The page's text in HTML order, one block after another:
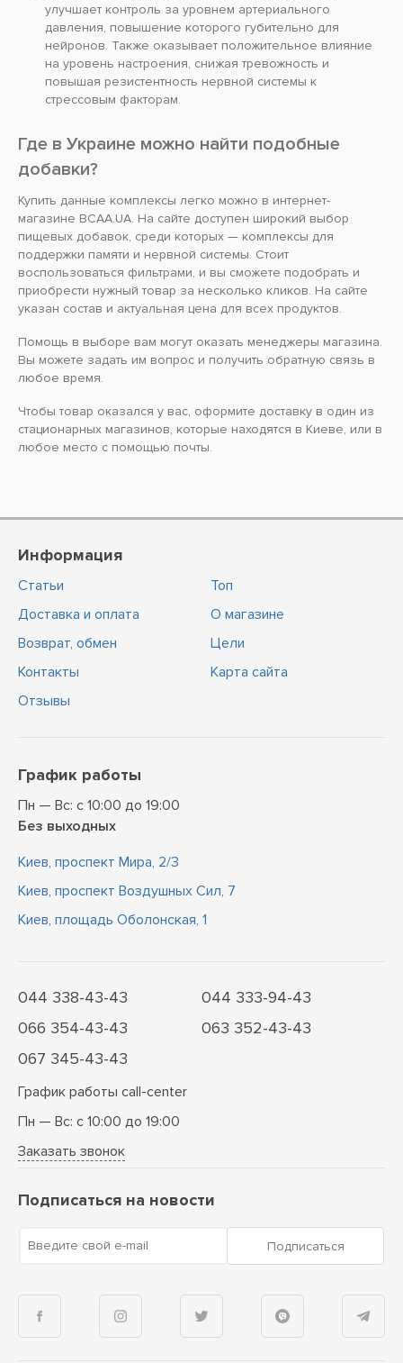
улучшает контроль за уровнем артериального
давления, повышение которого губительно для
нейронов. Также оказывает положительное влияние
на уровень настроения, снижая тревожность и
повышая резистентность нервной системы к
стрессовым факторам.
Где в Украине можно найти подобные
добавки?
Купить данные комплексы легко можно в интернет-
магазине BCAA.UA. На сайте доступен широкий выбор
пищевых добавок, среди которых — комплексы для
поддержки памяти и нервной системы. Стоит
воспользоваться фильтрами, и вы сможете подобрать и
приобрести нужный товар за несколько кликов. На сайте
указан состав и актуальная цена для всех продуктов.
Помощь в выборе вам могут оказать менеджеры магазина.
Вы можете задать им вопрос и получить обратную связь в
любое время.
Чтобы товар оказался у вас, оформите доставку в один из
стационарных магазинов, которые находятся в Киеве, или в
любое место с помощью почты.
Информация
Статьи
Доставка и оплата
Возврат, обмен
Контакты
Отзывы
Топ
О магазине
Цели
Карта сайта
График работы
Пн — Вс: с 10:00 до 19:00
Без выходных
Киев, проспект Мира, 2/3
Киев, проспект Воздушных Сил, 7
Киев, площадь Оболонская, 1
044 338-43-43
044 333-94-43
066 354-43-43
063 352-43-43
067 345-43-43
График работы call-center
Пн — Вс: с 10:00 до 19:00
Заказать звонок
Подписаться на новости
Введите свой e-mail Подписаться